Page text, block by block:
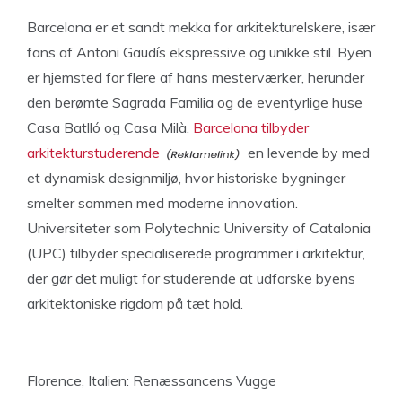
Barcelona er et sandt mekka for arkitekturelskere, især
fans af Antoni Gaudís ekspressive og unikke stil. Byen
er hjemsted for flere af hans mesterværker, herunder
den berømte Sagrada Familia og de eventyrlige huse
Casa Batlló og Casa Milà. Barcelona tilbyder
arkitekturstuderende
en levende by med
et dynamisk designmiljø, hvor historiske bygninger
smelter sammen med moderne innovation.
Universiteter som Polytechnic University of Catalonia
(UPC) tilbyder specialiserede programmer i arkitektur,
der gør det muligt for studerende at udforske byens
arkitektoniske rigdom på tæt hold.
Florence, Italien: Renæssancens Vugge